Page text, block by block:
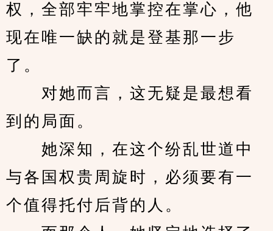
权，全部牢牢地掌控在掌心，他
现在唯一缺的就是登基那一步
了。
对她而言，这无疑是最想看
到的局面。
她深知，在这个纷乱世道中
与各国权贵周旋时，必须要有一
个值得托付后背的人。